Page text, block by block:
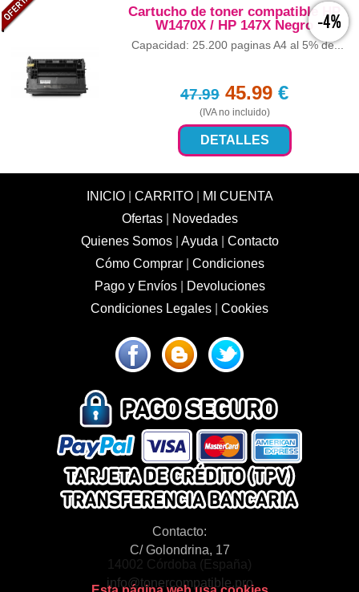
-4%
Cartucho de toner compatible HP
W1470X / HP 147X Negro
Capacidad: 25.200 paginas A4 al 5% de...
47.99 45.99 €
(IVA no incluido)
DETALLES
INICIO| CARRITO|
MI CUENTA
Ofertas|
Novedades
Quienes Somos| Ayuda
Contacto
Cómo Comprar| Condiciones
Pago y Envíos|
Devoluciones
Condiciones Legales
Cookies
Contacto:
C/ Golondrina, 17
14002 Córdoba (España)
info@tonercompatible.pro